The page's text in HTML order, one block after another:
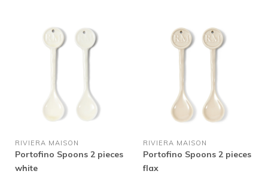
RIVIERA MAISON
Portofino Spoons 2 pieces
white
RIVIERA MAISON
Portofino Spoons 2 pieces
flax